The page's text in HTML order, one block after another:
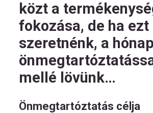
közt a
fokozása, de ha ezt
szeretnénk, a
mellé lövünk…
Önmegtartóztatás célja